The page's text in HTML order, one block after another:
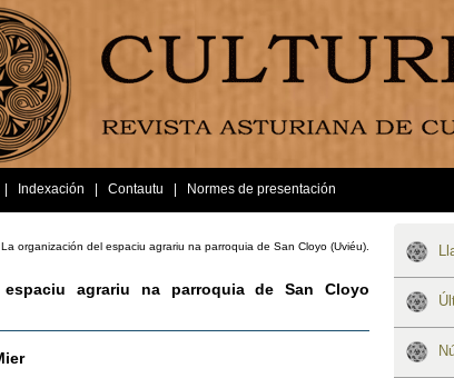
Indexación Contautu Normes de presentación
La organización del espaciu agrariu na parroquia de San Cloyo (Uviéu).
agrariu na parroquia de San Cloyo